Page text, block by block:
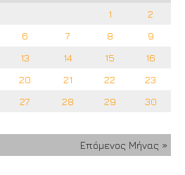
1
2
6 7 8
9
13 14 15
16
20 21 22
23
27 28 29
30
Επόμενος Μήνας »